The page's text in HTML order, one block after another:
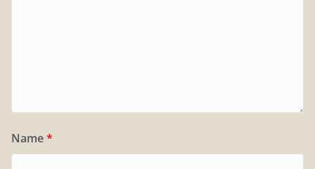
Name*